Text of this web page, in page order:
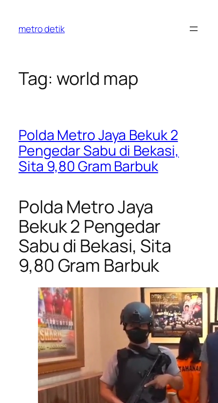
content
metro detik
Tag: world map
Polda Metro Jaya Bekuk 2
Pengedar Sabu di Bekasi,
Sita 9,80 Gram Barbuk
Polda Metro Jaya
Bekuk 2 Pengedar
Sabu di Bekasi, Sita
9,80 Gram Barbuk